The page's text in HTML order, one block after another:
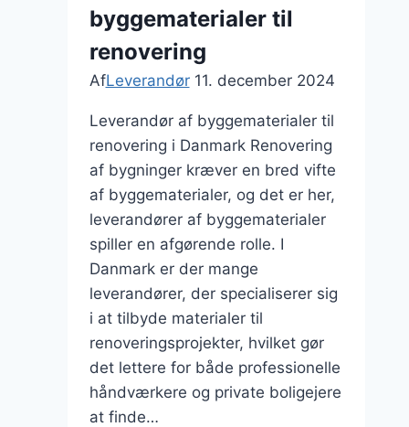
byggematerialer til
renovering
AfLeverandør 11. december 2024
Leverandør af byggematerialer til
renovering i Danmark Renovering
af bygninger kræver en bred vifte
af byggematerialer, og det er her,
leverandører af byggematerialer
spiller en afgørende rolle. I
Danmark er der mange
leverandører, der specialiserer sig
i at tilbyde materialer til
renoveringsprojekter, hvilket gør
det lettere for både professionelle
håndværkere og private boligejere
at finde…